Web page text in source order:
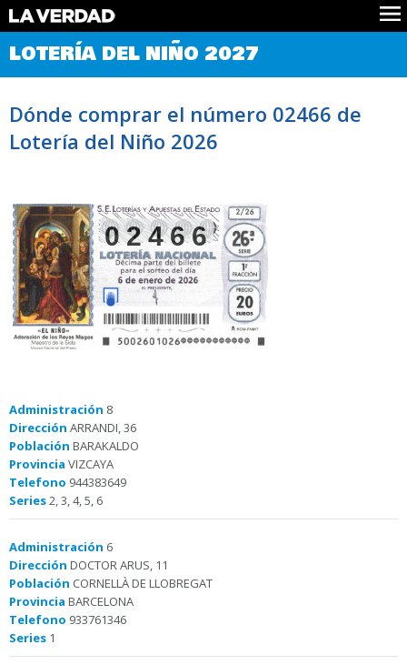
Comprobar Loteria del Niño
Premios
Noticias
Datos
LOTERÍA DEL NIÑO 2027
Dónde comprar el número 02466 de
Lotería del Niño 2026
02466
Administración 8
Dirección ARRANDI, 36
Población BARAKALDO
Provincia VIZCAYA
Telefono 944383649
Series2, 3, 4, 5, 6
Administración 6
Dirección DOCTOR ARUS, 11
Población CORNELLÀ DE LLOBREGAT
Provincia BARCELONA
Telefono 933761346
Series 1